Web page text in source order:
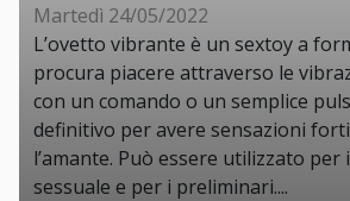
Martedì 24/05/2022
L’ovetto vibrante è un sextoy a
procura piacere attraverso le
con un comando o un semplice
definitivo per avere sensazioni
l’amante. Può essere utilizzato per
sessuale e per i preliminari....